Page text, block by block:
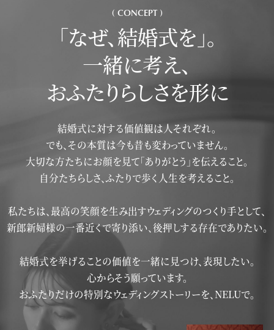
( CONCEPT )
「なぜ、結婚式を」。
一緒に考え、
おふたりらしさを形に
結婚式に対する価値観は人それぞれ。
でも、その本質は今も昔も変わっていません。
大切な方たちにお顔を見て「ありがとう」を伝えること。
自分たちらしさ、ふたりで歩く人生を考えること。
私たちは、最高の笑顔を生み出すウェディングのつくり手として、
新郎新婦様の一番近くで寄り添い、後押しする存在でありたい。
結婚式を挙げることの価値を一緒に見つけ、表現したい。
心からそう願っています。
おふたりだけの特別なウェディングストーリーを、NELUで。